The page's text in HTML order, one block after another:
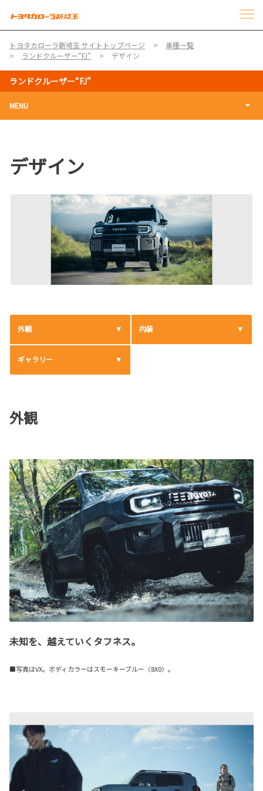
トヨタカローラ新埼玉 サイトトップページ
車種一覧
ランドクルーザー“FJ”
デザイン
ランドクルーザー“FJ”
MENU
デザイン
外観 内装
ギャラリー
外観
未知を、越えていくタフネス。
■写真はVX。ボディカラーはスモーキーブルー〈8X0〉。